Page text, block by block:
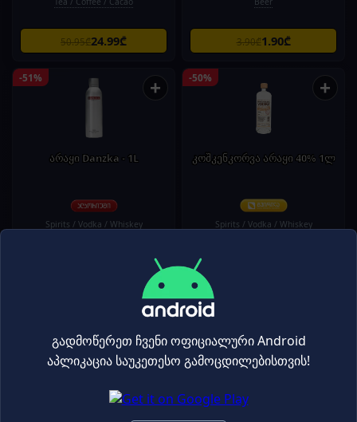
50.95₾24.99₾ 3.90₾1.90₾
-51% +
არაყი Danzka - 1L
Spirits / Vodka / Whiskey
-50% +
კოშკენკორვა არაყი 40% 1ლ
Spirits / Vodka / Whiskey
+ -50%
გადმოწერეთ ჩვენი ოფიციალური Android
აპლიკაცია საუკეთესო გამოცდილებისთვის!